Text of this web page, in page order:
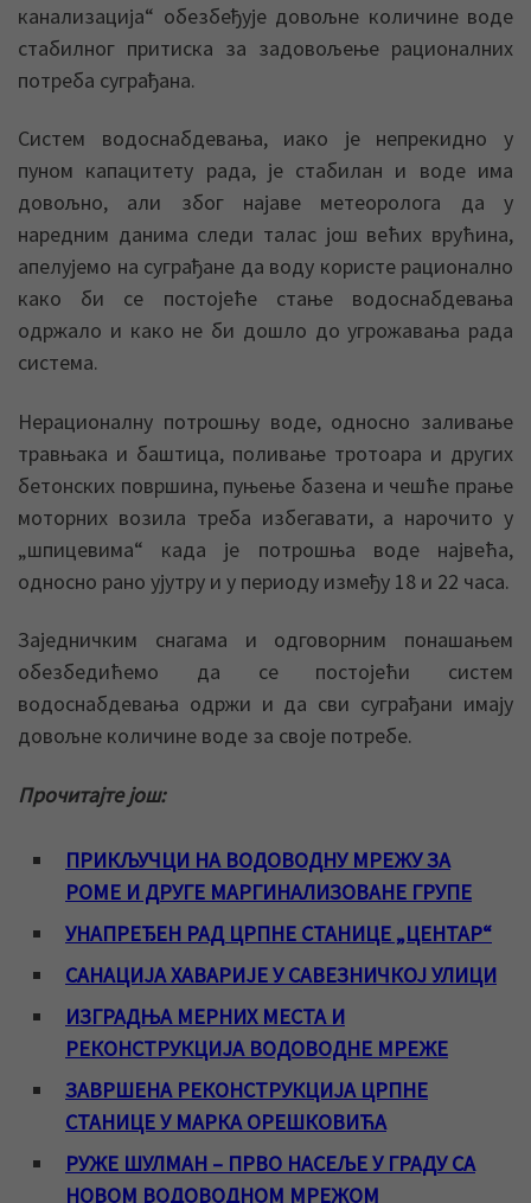
канализација“ обезбеђује довољне количине воде
стабилног притиска за задовољење рационалних
потреба суграђана.
Систем водоснабдевања, иако је непрекидно у
пуном капацитету рада, је стабилан и воде има
довољно, али због најаве метеоролога да у
наредним данима следи талас још већих врућина,
апелујемо на суграђане да воду користе рационално
како би се постојеће стање водоснабдевања
одржало и како не би дошло до угрожавања рада
система.
Нерационалну потрошњу воде, односно заливање
травњака и баштица, поливање тротоара и других
бетонских површина, пуњење базена и чешће прање
моторних возила треба избегавати, а нарочито у
„шпицевима“ када је потрошња воде највећа,
односно рано ујутру и у периоду између 18 и 22 часа.
Заједничким снагама и одговорним понашањем
обезбедићемо да се постојећи систем
водоснабдевања одржи и да сви суграђани имају
довољне количине воде за своје потребе.
Прочитајте још:
ПРИКЉУЧЦИ НА ВОДОВОДНУ МРЕЖУ ЗА
РОМЕ И ДРУГЕ МАРГИНАЛИЗОВАНЕ ГРУПЕ
УНАПРЕЂЕН РАД ЦРПНЕ СТАНИЦЕ „ЦЕНТАР“
САНАЦИЈА ХАВАРИЈЕ У САВЕЗНИЧКОЈ УЛИЦИ
ИЗГРАДЊА МЕРНИХ МЕСТА И
РЕКОНСТРУКЦИЈА ВОДОВОДНЕ МРЕЖЕ
ЗАВРШЕНА РЕКОНСТРУКЦИЈА ЦРПНЕ
СТАНИЦЕ У МАРКА ОРЕШКОВИЋА
РУЖЕ ШУЛМАН – ПРВО НАСЕЉЕ У ГРАДУ СА
НОВОМ ВОДОВОДНОМ МРЕЖОМ